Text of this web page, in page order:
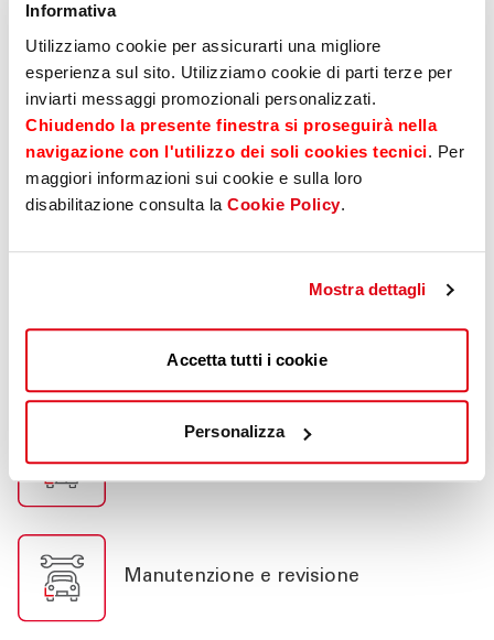
Informativa
Utilizziamo cookie per assicurarti una migliore
esperienza sul sito. Utilizziamo cookie di parti terze per
inviarti messaggi promozionali personalizzati.
Chiudendo la presente finestra si proseguirà nella
navigazione con l'utilizzo dei soli cookies tecnici. Per
maggiori informazioni sui cookie e sulla loro
disabilitazione consulta la Cookie Policy.
Mostra dettagli
Accetta tutti i cookie
Personalizza
Messa su strada
Assicurazione
Manutenzione e revisione